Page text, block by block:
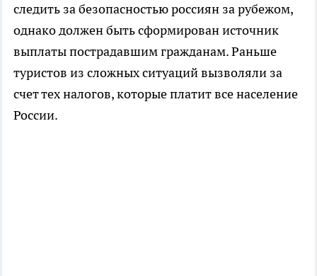
следить за безопасностью россиян за рубежом,
однако должен быть сформирован источник
выплаты пострадавшим гражданам. Раньше
туристов из сложных ситуаций вызволяли за
счет тех налогов, которые платит все население
России.